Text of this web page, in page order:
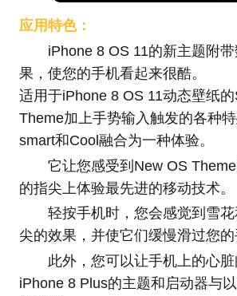
应用特色：
iPhone 8 OS 11的新主题附
果，使您的手机看起来很酷。
适用于iPhone 8 OS 11动态壁纸
Theme加上手势输入触发的各种
smart和Cool融合为一种体验。
它让您感受到New OS
的指尖上体验最先进的移动技术。
轻按手机时，您会感觉到雪
尖的效果，并使它们缓慢滑过您的
此外，您可以让手机上的心脏
iPhone 8 Plus的主题和启动器与